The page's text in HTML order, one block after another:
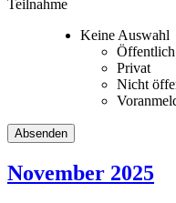
Teilnahme
Keine Auswahl
Öffentlich
Privat
Nicht
November 2025